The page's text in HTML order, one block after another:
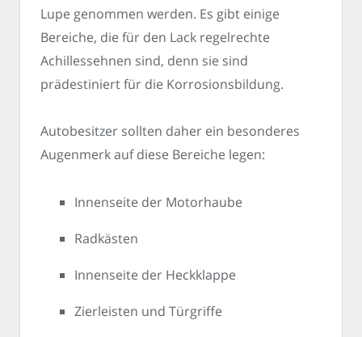
Lupe genommen werden. Es gibt einige
Bereiche, die für den Lack regelrechte
Achillessehnen sind, denn sie sind
prädestiniert für die Korrosionsbildung.
Autobesitzer sollten daher ein besonderes
Augenmerk auf diese Bereiche legen:
Innenseite der Motorhaube
Radkästen
Innenseite der Heckklappe
Zierleisten und Türgriffe